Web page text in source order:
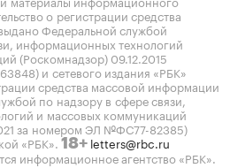
о регистрации средства
Федеральной службой
информационных технологий
(Роскомнадзор) 09.12.2015
и сетевого издания «РБК»
средства массовой информации
по надзору в сфере связи,
и массовых коммуникаций
за номером ЭЛ №ФС77-82385)
«РБК». 18+ letters@rbc.ru
информационное агентство «РБК».